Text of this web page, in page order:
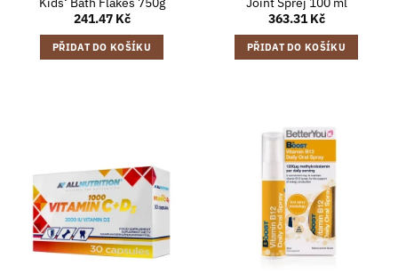
241.47 Kč
PŘIDAT DO KOŠÍKU
363.31Kč
PŘIDAT DO KOŠÍKU